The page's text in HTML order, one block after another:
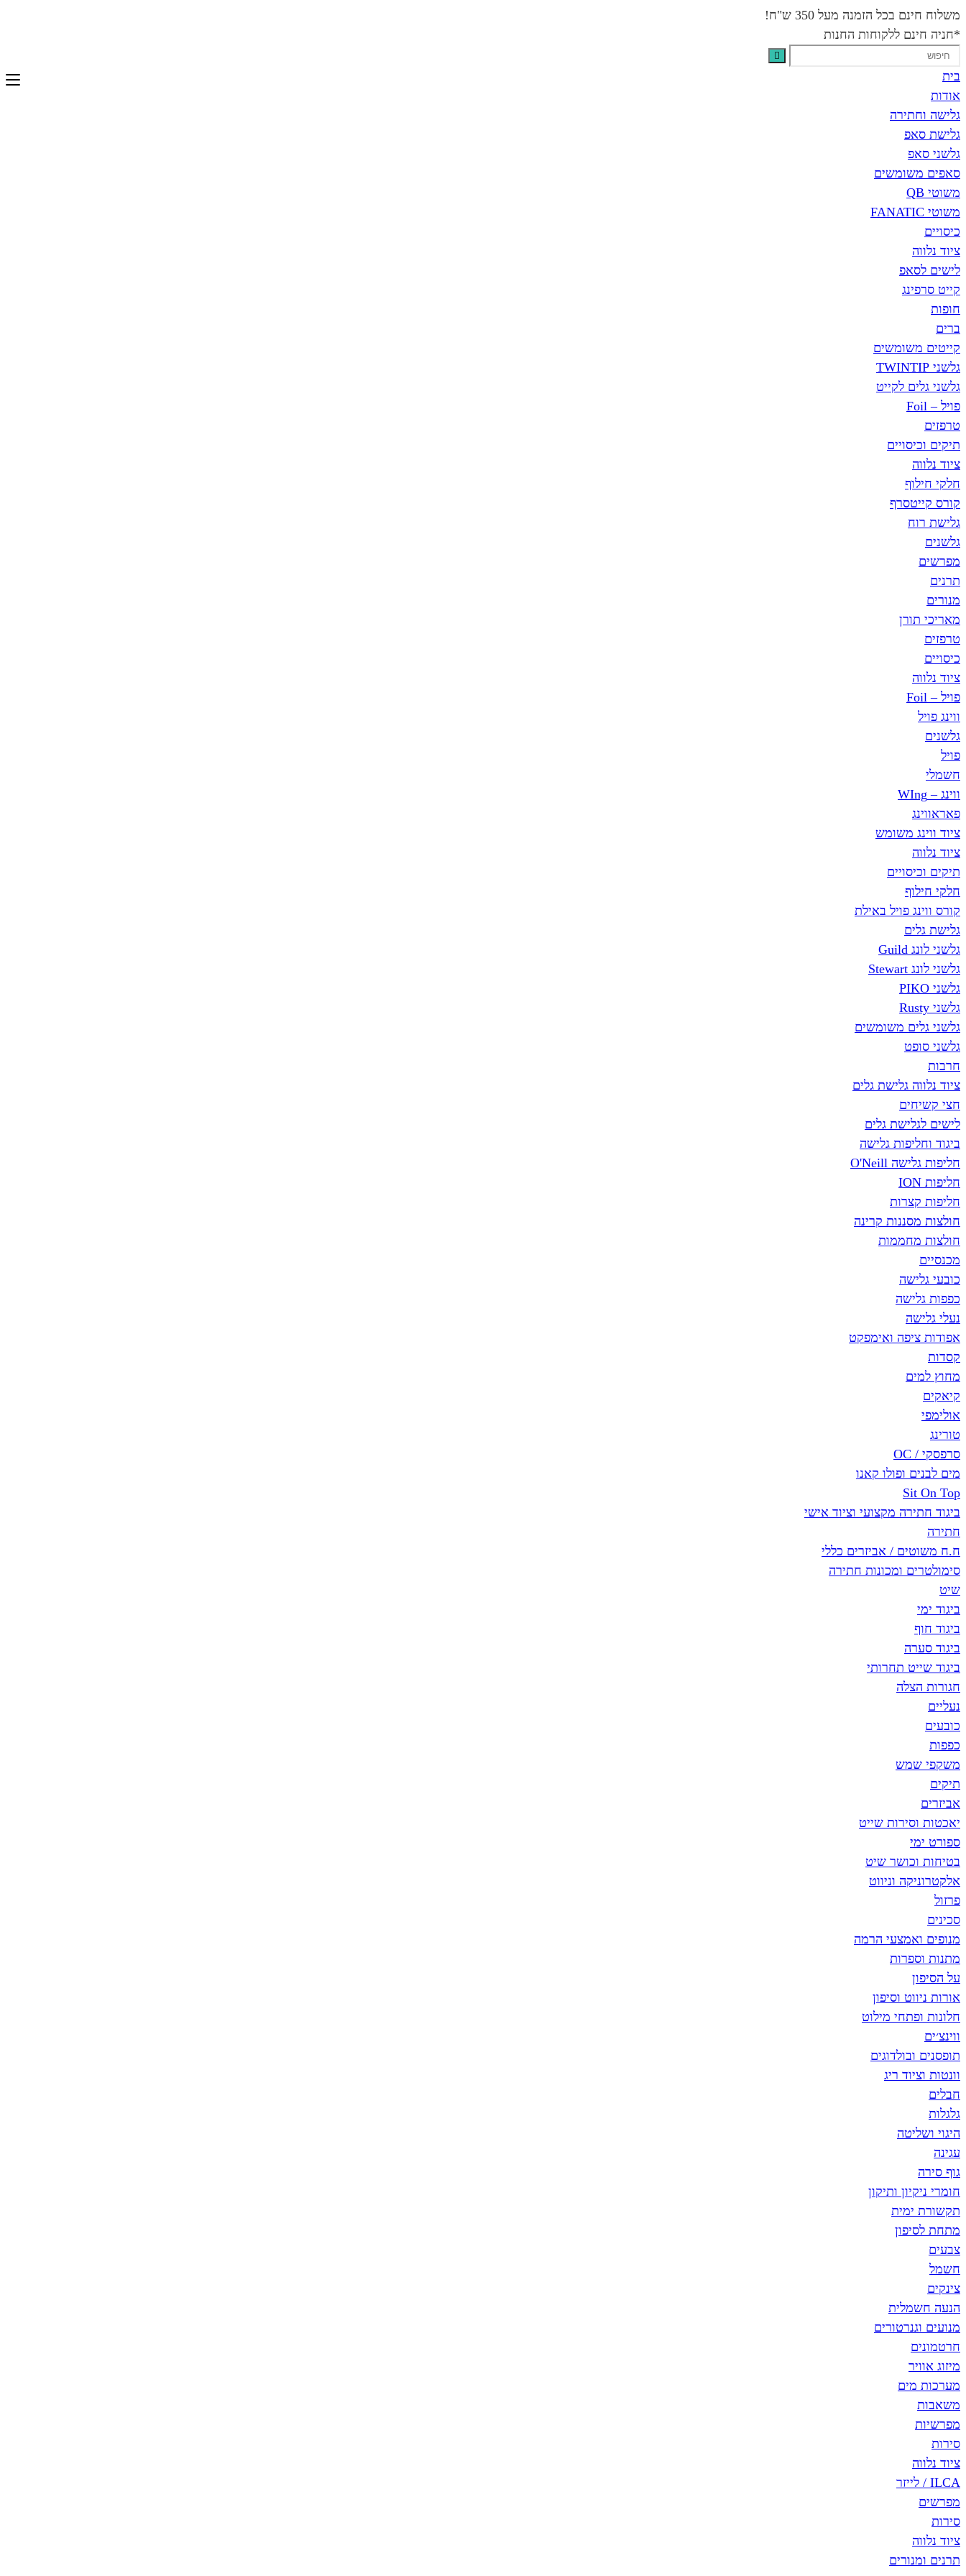
משלוח חינם בכל הזמנה מעל 350 ש"ח!
*חניה חינם ללקוחות החנות
בית
אודות
גלישה וחתירה
גלישת סאפ
גלשני סאפ
סאפים משומשים
משוטי QB
משוטי FANATIC
כיסויים
ציוד נלווה
לישים לסאפ
קייט סרפינג
חופות
ברים
קייטים משומשים
גלשני TWINTIP
גלשני גלים לקייט
פויל – Foil
טרפזים
תיקים וכיסויים
ציוד נלווה
חלקי חילוף
קורס קייטסרף
גלישת רוח
גלשנים
מפרשים
תרנים
מנורים
מאריכי תורן
טרפזים
כיסויים
ציוד נלווה
פויל – Foil
ווינג פויל
גלשנים
פויל
חשמלי
ווינג – WIng
פאראווינג
ציוד ווינג משומש
ציוד נלווה
תיקים וכיסויים
חלקי חילוף
קורס ווינג פויל באילת
גלישת גלים
גלשני לונג Guild
גלשני לונג Stewart
גלשני PIKO
גלשני Rusty
גלשני גלים משומשים
גלשני סופט
חרבות
ציוד נלווה גלישת גלים
חצי קשיחים
לישים לגלישת גלים
ביגוד וחליפות גלישה
חליפות גלישה O'Neill
חליפות ION
חליפות קצרות
חולצות מסננות קרינה
חולצות מחממות
מכנסיים
כובעי גלישה
כפפות גלישה
נעלי גלישה
אפודות ציפה ואימפקט
קסדות
מחוץ למים
קיאקים
אולימפי
טורינג
סרפסקי / OC
מים לבנים ופולו קאנו
Sit On Top
ביגוד חתירה מקצועי וציוד אישי
חתירה
ח.ח משוטים / אביזרים כללי
סימולטרים ומכונות חתירה
שיט
ביגוד ימי
ביגוד חוף
ביגוד סערה
ביגוד שייט תחרותי
חגורות הצלה
נעליים
כובעים
כפפות
משקפי שמש
תיקים
אביזרים
יאכטות וסירות שייט
ספורט ימי
בטיחות וכושר שיט
אלקטרוניקה וניווט
פרזול
סכינים
מנופים ואמצעי הרמה
מתנות וספרות
על הסיפון
אורות ניווט וסיפון
חלונות ופתחי מילוט
ווינצ׳ים
תופסנים ובולדוגים
וונטות וציוד ריג
חבלים
גלגלות
היגוי ושליטה
עגינה
גוף סירה
חומרי ניקיון ותיקון
תקשורת ימית
מתחת לסיפון
צבעים
חשמל
צינקים
הנעה חשמלית
מנועים וגנרטורים
חרטמונים
מיזוג אוויר
מערכות מים
משאבות
מפרשיות
סירות
ציוד נלווה
ILCA / לייזר
מפרשים
סירות
ציוד נלווה
תרנים ומנורים